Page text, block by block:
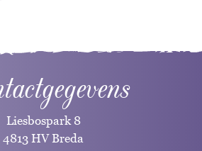
Liesbospark 8
4813 HV Breda